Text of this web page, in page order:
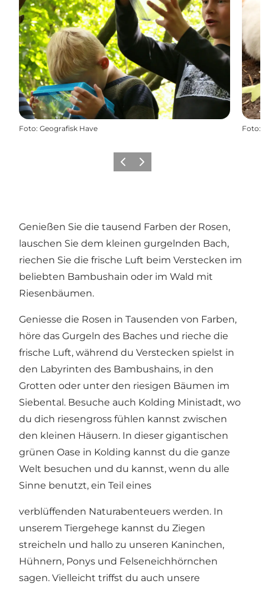
Foto: Geografisk Have Foto:
Vorherige Folie
Nächste Folie
Genießen Sie die tausend Farben der Rosen,
lauschen Sie dem kleinen gurgelnden Bach,
riechen Sie die frische Luft beim Verstecken im
beliebten Bambushain oder im Wald mit
Riesenbäumen.
Geniesse die Rosen in Tausenden von Farben,
höre das Gurgeln des Baches und rieche die
frische Luft, während du Verstecken spielst in
den Labyrinten des Bambushains, in den
Grotten oder unter den riesigen Bäumen im
Siebental. Besuche auch Kolding Ministadt, wo
du dich riesengross fühlen kannst zwischen
den kleinen Häusern. In dieser gigantischen
grünen Oase in Kolding kannst du die ganze
Welt besuchen und du kannst, wenn du alle
Sinne benutzt, ein Teil eines
verblüffenden Naturabenteuers werden. In
unserem Tiergehege kannst du Ziegen
streicheln und hallo zu unseren Kaninchen,
Hühnern, Ponys und Felseneichhörnchen
sagen. Vielleicht triffst du auch unsere